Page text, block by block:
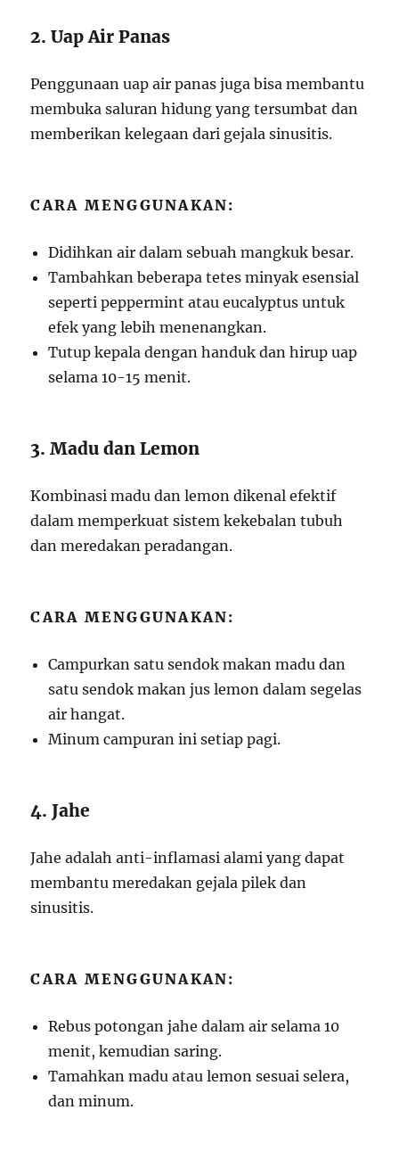
2. Uap Air Panas
Penggunaan uap air panas juga bisa membantu
membuka saluran hidung yang tersumbat dan
memberikan kelegaan dari gejala sinusitis.
CARA MENGGUNAKAN:
Didihkan air dalam sebuah mangkuk besar.
Tambahkan beberapa tetes minyak esensial
seperti peppermint atau eucalyptus untuk
efek yang lebih menenangkan.
Tutup kepala dengan handuk dan hirup uap
selama 10-15 menit.
3. Madu dan Lemon
Kombinasi madu dan lemon dikenal efektif
dalam memperkuat sistem kekebalan tubuh
dan meredakan peradangan.
CARA MENGGUNAKAN:
Campurkan satu sendok makan madu dan
satu sendok makan jus lemon dalam segelas
air hangat.
Minum campuran ini setiap pagi.
4. Jahe
Jahe adalah anti-inflamasi alami yang dapat
membantu meredakan gejala pilek dan
sinusitis.
CARA MENGGUNAKAN:
Rebus potongan jahe dalam air selama 10
menit, kemudian saring.
Tamahkan madu atau lemon sesuai selera,
dan minum.